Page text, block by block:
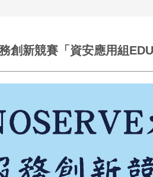
創新競賽「資安應用組